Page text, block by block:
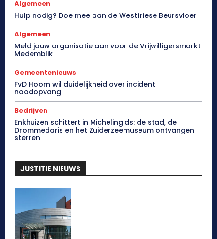
Algemeen
Hulp nodig? Doe mee aan de Westfriese Beursvloer
Algemeen
Meld jouw organisatie aan voor de Vrijwilligersmarkt
Medemblik
Gemeentenieuws
FvD Hoorn wil duidelijkheid over incident
noodopvang
Bedrijven
Enkhuizen schittert in Michelingids: de stad, de
Drommedaris en het Zuiderzeemuseum ontvangen
sterren
JUSTITIE NIEUWS